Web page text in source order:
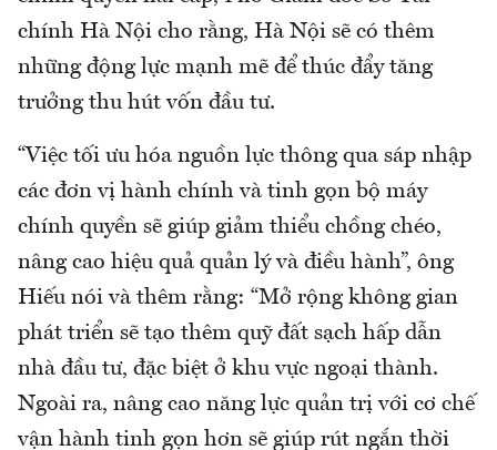
chính Hà Nội cho rằng, Hà Nội sẽ có thêm
những động lực mạnh mẽ để thúc đẩy tăng
trưởng thu hút vốn đầu tư.
“Việc tối ưu hóa nguồn lực thông qua sáp nhập
các đơn vị hành chính và tinh gọn bộ máy
chính quyền sẽ giúp giảm thiểu chồng chéo,
nâng cao hiệu quả quản lý và điều hành”, ông
Hiếu nói và thêm rằng: “Mở rộng không gian
phát triển sẽ tạo thêm quỹ đất sạch hấp dẫn
nhà đầu tư, đặc biệt ở khu vực ngoại thành.
Ngoài ra, nâng cao năng lực quản trị với cơ chế
vận hành tinh gọn hơn sẽ giúp rút ngắn thời